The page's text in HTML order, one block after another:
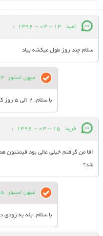
امید 13 - 03 - 1396
:
سلام چند روز طول میکشه بیاد
میهن استور - 1396
با سلام. 2 الی 5 روز کاری
فرید 15 - 03 - 1396
:
اقا من گرفتم خیلی عالی بود قیمتتون هم
شد؟
میهن استور - 1396
با سلام. بله به زودی